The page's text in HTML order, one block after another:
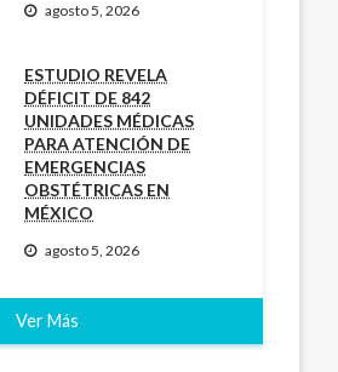
agosto 5, 2026
ESTUDIO REVELA
DÉFICIT DE 842
UNIDADES MÉDICAS
PARA ATENCIÓN DE
EMERGENCIAS
OBSTÉTRICAS EN
MÉXICO
agosto 5, 2026
Ver Más